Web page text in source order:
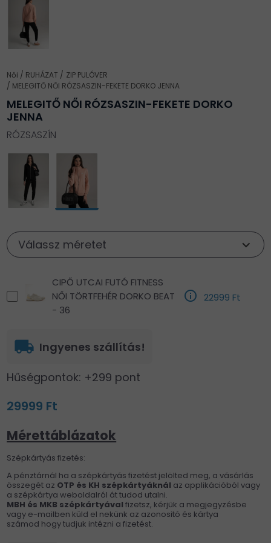
Női RUHÁZAT
ZIP PULÓVER
MELEGITŐ NŐI RÓZSASZIN-FEKETE DORKO JENNA
MELEGITŐ NŐI RÓZSASZIN-FEKETE DORKO
JENNA
RÓZSASZÍN
Válassz méretet
CIPŐ UTCAI FUTÓ FITNESS
NŐI TÖRTFEHÉR DORKO BEAT
- 36
info_outlined22999 Ft
local_shipping Ingyenes szállítás!
Hűségpontok: +299 pont
29999 Ft
Mérettáblázatok
Szépkártyás fizetés:
A pénztárnál ha a szépkártyás fizetést jelölted meg, a vásárlás
összegét az OTP és KH szépkártyáknál az applikációból vagy
a szépkártya weboldalról át tudod utalni.
MBH és MKB szépkártyával fizetsz, kérjük a megjegyzésbe
vagy e-mailben küld el nekünk az azonositó és kártya
számod hogy tudjuk intézni a fizetést.